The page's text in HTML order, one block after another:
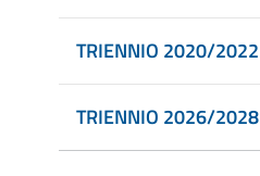
TRIENNIO 2020/2022
TRIENNIO 2026/2028